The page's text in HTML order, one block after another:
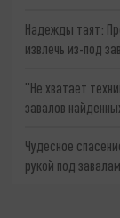
Надежды таят:
извлечь из-под
"Не хватает
завалов
Чудесное
рукой под